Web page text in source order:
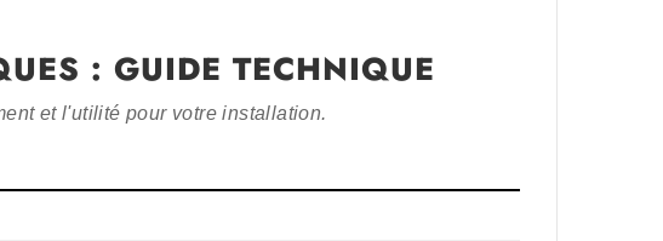
: GUIDE TECHNIQUE
et l'utilité pour votre installation.